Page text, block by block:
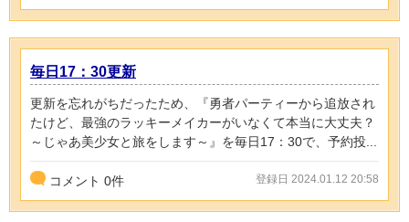
毎日17：30更新
更新を忘れがちだったため、『勇者パーティーから追放され
たけど、最強のラッキーメイカーがいなくて本当に大丈夫？
～じゃあ美少女と旅をします～』を毎日17：30で、予約投...
コメント 0件 登録日 2024.01.12 20:58